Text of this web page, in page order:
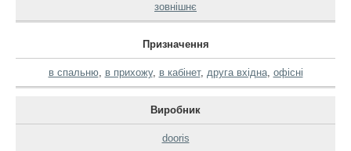
зовнішнє
Призначення
в спальню, в прихожу, в кабінет, друга вхідна, офісні
Виробник
dooris